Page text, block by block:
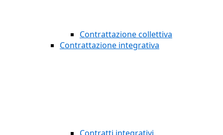
Contrattazione collettiva
Contrattazione integrativa